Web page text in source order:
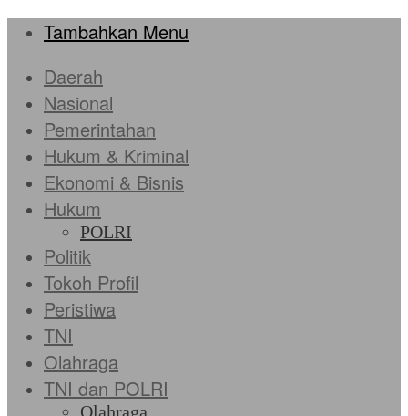
Tambahkan Menu
Daerah
Nasional
Pemerintahan
Hukum & Kriminal
Ekonomi & Bisnis
Hukum
POLRI
Politik
Tokoh Profil
Peristiwa
TNI
Olahraga
TNI dan POLRI
Olahraga